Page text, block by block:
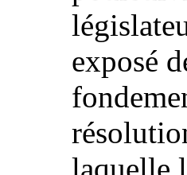
exposé
laquelle